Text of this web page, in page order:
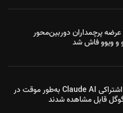
عرضه پرچمداران دوربین‌محور
و ویوو فاش شد
گفت‌وگوهای اشتراکی Claude AI به‌طور موقت در
قابل مشاهده شدند